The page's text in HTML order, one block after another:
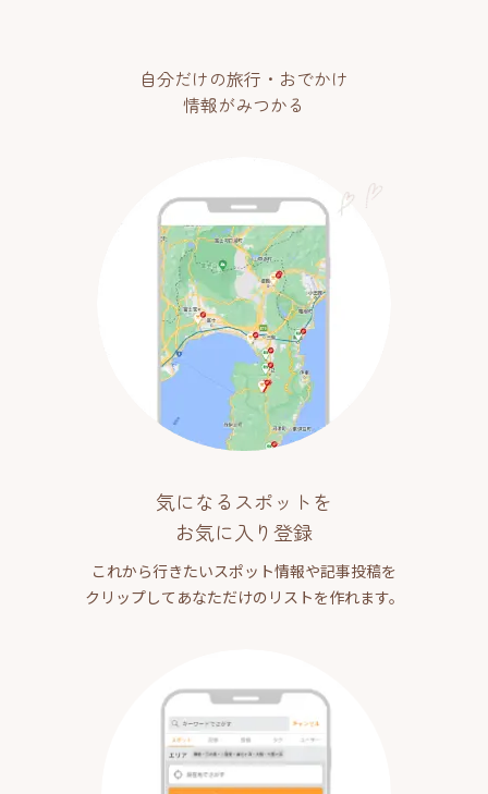
自分だけの旅行・おでかけ
情報がみつかる
気になるスポットを
お気に入り登録
これから行きたいスポット情報や記事投稿を
クリップしてあなただけのリストを作れます。